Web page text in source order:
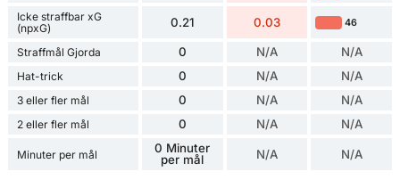
Icke straffbar xG
(npxG)
0.21 0.03 46
Straffmål Gjorda 0 N/A N/A
Hat-trick 0 N/A N/A
3 eller fler mål 0 N/A N/A
2 eller fler mål 0 N/A N/A
Minuter per mål
0 Minuter
per mål
N/A N/A